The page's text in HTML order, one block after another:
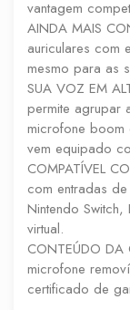
vantagem
AINDA MAIS
auriculares com
mesmo para as
SUA VOZ EM
permite agrupar
microfone
vem equipado
COMPATÍVEL
com entradas
Nintendo
virtual.
CONTEÚDO DA
microfone
certificado de